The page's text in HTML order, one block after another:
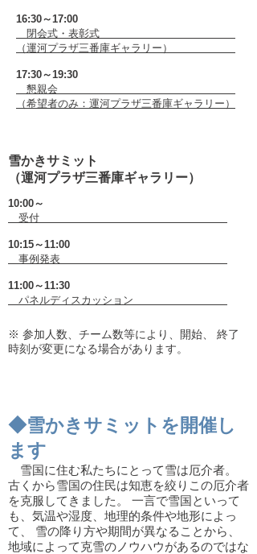
16:30～17:00
閉会式・表彰式
（運河プラザ三番庫ギャラリー）
17:30～19:30
懇親会
（希望者のみ：運河プラザ三番庫ギャラリー）
雪かきサミット
（運河プラザ三番庫ギャラリー）
10:00～
受付
10:15～11:00
事例発表
11:00～11:30
パネルディスカッション
※ 参加人数、チーム数等により、開始、 終了
時刻が変更になる場合があります。
◆雪かきサミットを開催し
ます
雪国に住む私たちにとって雪は厄介者。
古くから雪国の住民は知恵を絞りこの厄介者
を克服してきました。 一言で雪国といって
も、気温や湿度、地理的条件や地形によっ
て、 雪の降り方や期間が異なることから、
地域によって克雪のノウハウがあるのではな